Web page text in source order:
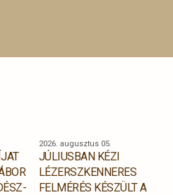
2026. augusztus 05.
JÚLIUSBAN KÉZI
LÉZERSZKENNERES
FELMÉRÉS KÉSZÜLT A